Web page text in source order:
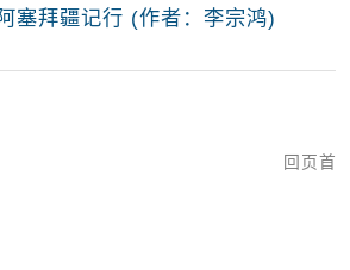
阿塞拜疆记行 (作者：李宗鸿)
回页首